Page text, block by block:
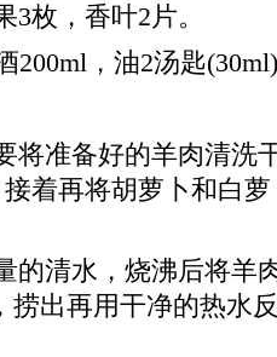
，香叶2片。
，油2汤匙
准备好的羊肉清洗
着再将胡萝卜和白
清水，烧沸后将羊
捞出再用干净的热水